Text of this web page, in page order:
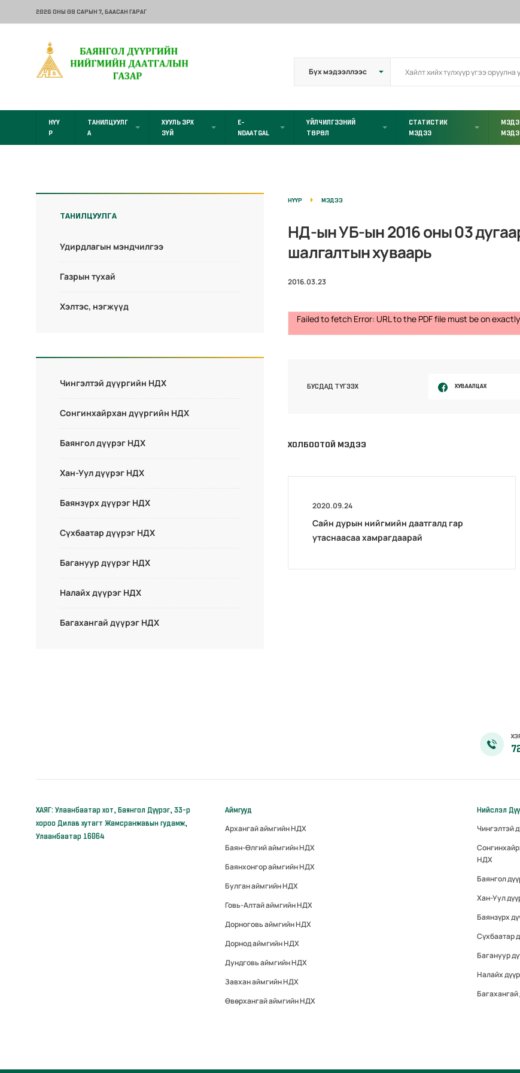
2026 ОНЫ 08 САРЫН 7, БААСАН ГАРАГ
НҮҮ
Р
ТАНИЛЦУУЛГ
А
ХУУЛЬ ЭРХ
ЗҮЙ
E-
NDAATGAL
ҮЙЛЧИЛГЭЭНИЙ
ТӨРӨЛ
СТАТИСТИК
МЭДЭЭ
ТАНИЛЦУУЛГА
Удирдлагын мэндчилгээ
Газрын тухай
Хэлтэс, нэгжүүд
Чингэлтэй дүүргийн НДХ
Сонгинхайрхан дүүргийн НДХ
Баянгол дүүрэг НДХ
Хан-Уул дүүрэг НДХ
Баянзүрх дүүрэг НДХ
Сүхбаатар дүүрэг НДХ
Багануур дүүрэг НДХ
Налайх дүүрэг НДХ
Багахангай дүүрэг НДХ
НҮҮР МЭДЭЭ
НД-ын УБ-ын 2016 оны 03
шалгалтын хуваарь
2016.03.23
Failed to fetch Error: URL to the PDF file must be on
БУСДАД ТҮГЭЭХ ХУВААЛЦАХ
ХОЛБООТОЙ МЭДЭЭ
2020.09.24
Сайн дурын нийгмийн даатгалд гар
утаснаасаа хамрагдаарай
ХАЯГ: Улаанбаатар хот, Баянгол Дүүрэг, 33-р
хороо Дилав хутагт Жамсранжавын гудамж,
Улаанбаатар 16064
Аймгууд
Архангай аймгийн НДХ
Баян-Өлгий аймгийн НДХ
Баянхонгор аймгийн НДХ
Булган аймгийн НДХ
Говь-Алтай аймгийн НДХ
Дорноговь аймгийн НДХ
Дорнод аймгийн НДХ
Дундговь аймгийн НДХ
Завхан аймгийн НДХ
Өвөрхангай аймгийн НДХ
Нийслэл
Чингэлтэй
НДХ
Баянгол
Хан-Уул
Баянзүрх
Сүхбаатар
Багануур
Налайх